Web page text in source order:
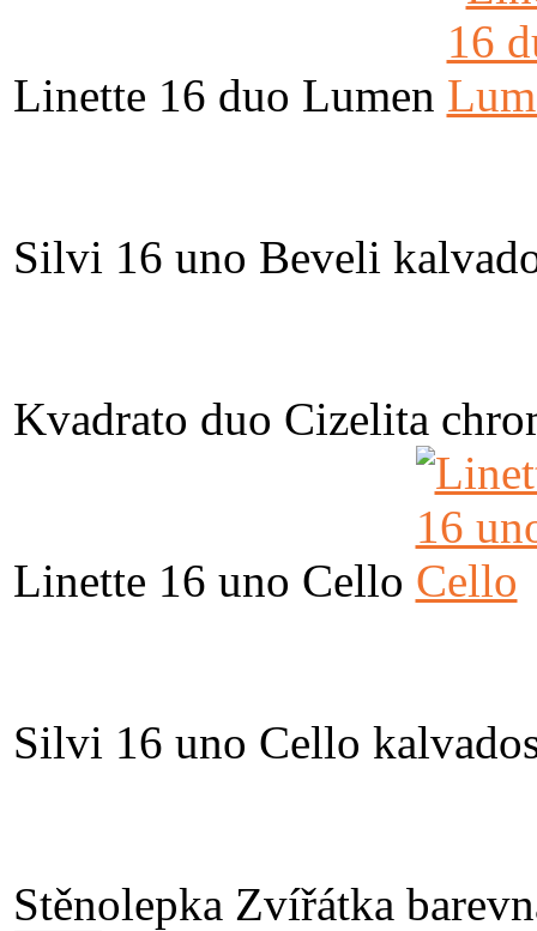
Linette 16 duo Lumen
Silvi 16 uno Beveli
Kvadrato duo Cizelita
Linette 16 uno Cello
Silvi 16 uno Cello
Stěnolepka Zvířátka